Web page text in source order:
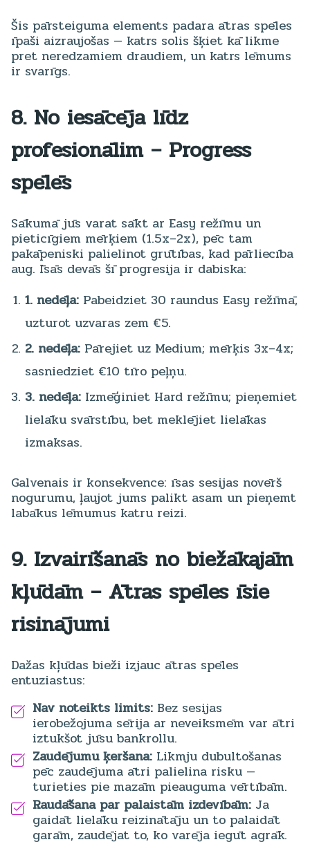
Šis pārsteiguma elements padara ātras spēles
īpaši aizraujošas — katrs solis šķiet kā likme
pret neredzamiem draudiem, un katrs lēmums
ir svarīgs.
8. No iesācēja līdz
profesionālim – Progress
spēlēs
Sākumā jūs varat sākt ar Easy režīmu un
pieticīgiem mērķiem (1.5x–2x), pēc tam
pakāpeniski palielinot grūtības, kad pārliecība
aug. Īsās devās šī progresija ir dabiska:
1. nedēļa: Pabeidziet 30 raundus Easy režīmā,
uzturot uzvaras zem €5.
2. nedēļa: Pārejiet uz Medium; mērķis 3x–4x;
sasniedziet €10 tīro peļņu.
3. nedēļa: Izmēģiniet Hard režīmu; pieņemiet
lielāku svārstību, bet meklējiet lielākas
izmaksas.
Galvenais ir konsekvence: īsas sesijas novērš
nogurumu, ļaujot jums palikt asam un pieņemt
labākus lēmumus katru reizi.
9. Izvairīšanās no biežākajām
kļūdām – Ātras spēles īsie
risinājumi
Dažas kļūdas bieži izjauc ātras spēles
entuziastus:
Nav noteikts limits: Bez sesijas
ierobežojuma sērija ar neveiksmēm var ātri
iztukšot jūsu bankrollu.
Zaudējumu ķeršana: Likmju dubultošanas
pēc zaudējuma ātri palielina risku —
turieties pie mazām pieauguma vērtībām.
Raudāšana par palaistām izdevībām: Ja
gaidāt lielāku reizinātāju un to palaidāt
garām, zaudējat to, ko varēja iegūt agrāk.